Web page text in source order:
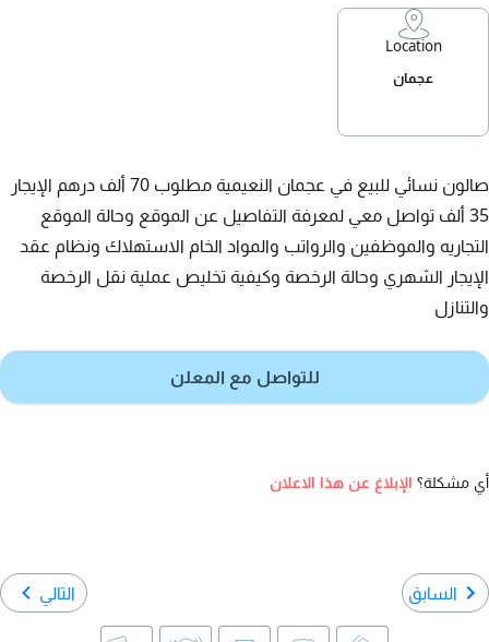
Location
عجمان
صالون نسائي للبيع في عجمان النعيمية مطلوب 70 ألف درهم الإيجار
35 ألف تواصل معي لمعرفة التفاصيل عن الموقع وحالة الموقع
التجاريه والموظفين والرواتب والمواد الخام الاستهلاك ونظام عقد
الإيجار الشهري وحالة الرخصة وكيفية تخليص عملية نقل الرخصة
والتنازل
للتواصل مع المعلن
أي مشكلة؟ الإبلاغ عن هذا الاعلان
السابق التالي